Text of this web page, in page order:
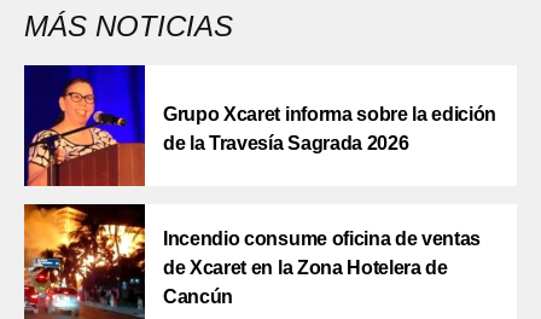
MÁS NOTICIAS
Grupo Xcaret informa sobre la edición
de la Travesía Sagrada 2026
Incendio consume oficina de ventas
de Xcaret en la Zona Hotelera de
Cancún